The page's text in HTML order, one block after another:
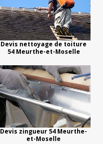
Devis nettoyage de toiture
54 Meurthe-et-Moselle
Devis zingueur 54 Meurthe-
et-Moselle